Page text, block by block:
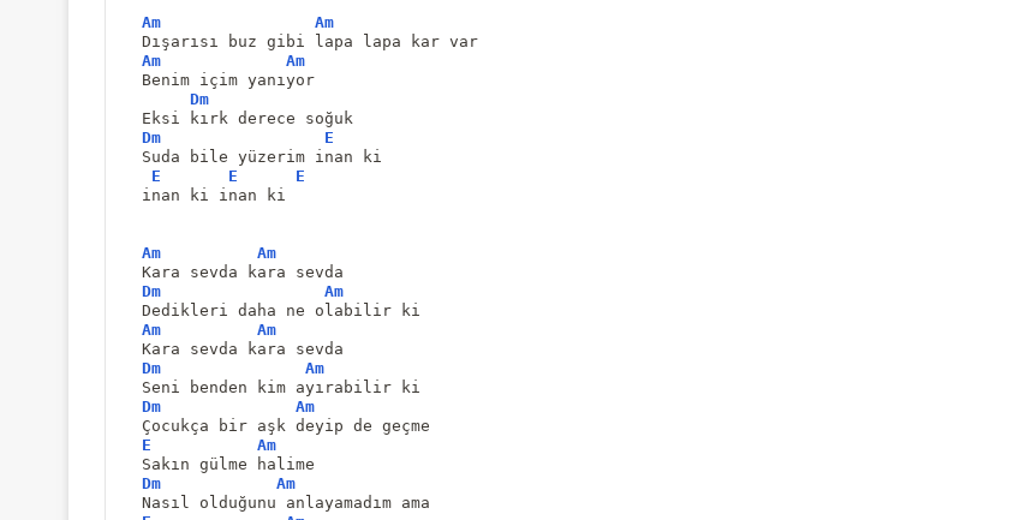
Am
Am
Dışarısı buz gibi lapa lapa kar var
Am
Am
Benim içim yanıyor
Dm
Eksi kırk derece soğuk
Dm
E
Suda bile yüzerim inan ki
E
E
E
inan ki inan ki
Am
Am
Kara sevda kara sevda
Dm
Am
Dedikleri daha ne olabilir ki
Am
Am
Kara sevda kara sevda
Dm
Am
Seni benden kim ayırabilir ki
Dm
Am
Çocukça bir aşk deyip de geçme
E
Am
Sakın gülme halime
Dm
Am
Nasıl olduğunu anlayamadım ama